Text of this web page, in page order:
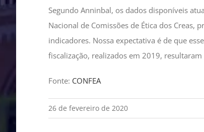
Segundo Anninbal, os dados disponíveis
Nacional de Comissões de Ética dos
indicadores. Nossa expectativa é de que
fiscalização, realizados em 2019,
Fonte: CONFEA
26 de fevereiro de 2020